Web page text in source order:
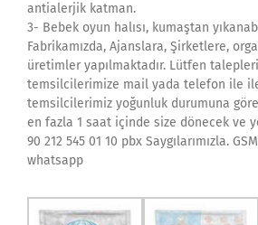
antialerjik katman.
3- Bebek oyun halısı, kumaştan
Fabrikamızda, Ajanslara, Şirketlere,
üretimler yapılmaktadır. Lütfen
temsilcilerimize mail yada telefon ile
temsilcilerimiz yoğunluk durumuna
en fazla 1 saat içinde size dönecek ve
90 212 545 01 10 pbx Saygılarımızla.
whatsapp